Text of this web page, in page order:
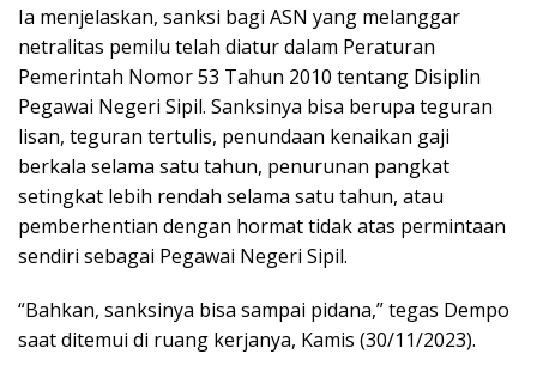
Ia menjelaskan, sanksi bagi ASN yang melanggar
netralitas pemilu telah diatur dalam Peraturan
Pemerintah Nomor 53 Tahun 2010 tentang Disiplin
Pegawai Negeri Sipil. Sanksinya bisa berupa teguran
lisan, teguran tertulis, penundaan kenaikan gaji
berkala selama satu tahun, penurunan pangkat
setingkat lebih rendah selama satu tahun, atau
pemberhentian dengan hormat tidak atas permintaan
sendiri sebagai Pegawai Negeri Sipil.
“Bahkan, sanksinya bisa sampai pidana,” tegas Dempo
saat ditemui di ruang kerjanya, Kamis (30/11/2023).